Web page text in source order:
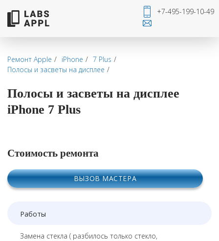
+7-495-199-10-49
Ремонт Apple iPhone
7 Plus
Полосы и засветы на дисплее
Полосы и засветы на дисплее
iPhone 7 Plus
Стоимость ремонта
ВЫЗОВ МАСТЕРА
Работы
Замена стекла ( разбилось только стекло,